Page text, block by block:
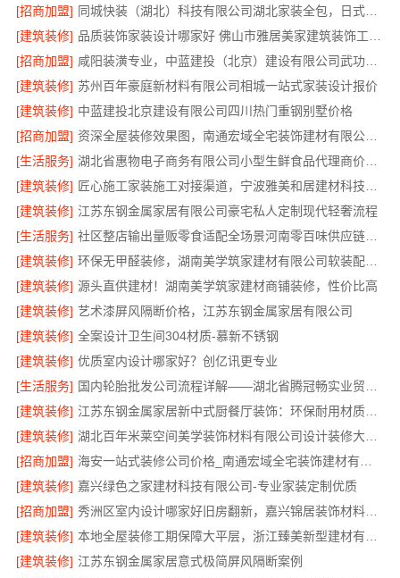
[招商加盟]
同城快装（湖北）科技有限公司湖北家装全包，日式原木风快速入住
[建筑装修]
[招商加盟]
[建筑装修] 苏州百年豪庭新材料有限公司相城一站式家装设计报价
[建筑装修] 中蓝建投北京建设有限公司四川热门重钢别墅价格
[招商加盟]
资深全屋装修效果图，南通宏域全宅装饰建材有限公司为您呈现
[生活服务]
湖北省惠物电子商务有限公司小型生鲜食品代理商价格指南
[建筑装修]
[建筑装修] 江苏东钢金属家居有限公司豪宅私人定制现代轻奢流程
[生活服务]
社区整店输出量贩零食适配全场景河南零百味供应链有限公司
[建筑装修]
[建筑装修] 源头直供建材！湖南美学筑家建材商铺装修，性价比高
[建筑装修] 艺术漆屏风隔断价格，江苏东钢金属家居有限公司
[建筑装修] 全案设计卫生间304材质-慕新不锈钢
[建筑装修] 优质室内设计哪家好？创亿讯更专业
[生活服务]
[建筑装修]
江苏东钢金属家居新中式厨餐厅装饰：环保耐用材质首选
[建筑装修]
湖北百年米莱空间美学装饰材料有限公司设计装修大平层实景案例
[招商加盟]
[建筑装修] 嘉兴绿色之家建材科技有限公司-专业家装定制优质
[招商加盟]
秀洲区室内设计哪家好旧房翻新，嘉兴锦居装饰材料有限公司靠谱
[建筑装修]
[建筑装修] 江苏东钢金属家居意式极简屏风隔断案例